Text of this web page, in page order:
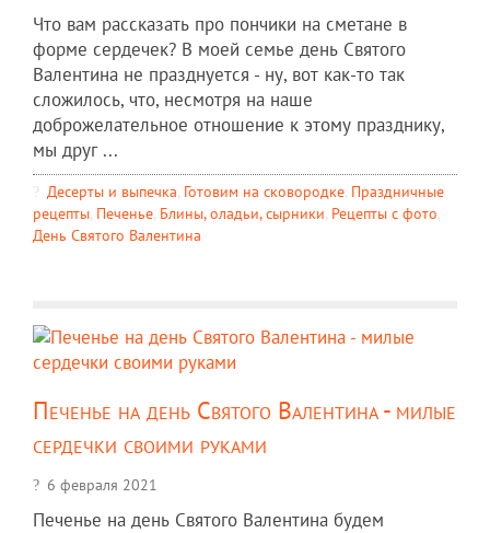
Что вам рассказать про пончики на сметане в
форме сердечек? В моей семье день Святого
Валентина не празднуется - ну, вот как-то так
сложилось, что, несмотря на наше
доброжелательное отношение к этому празднику,
мы друг ...
Десерты и выпечка, Готовим на сковородке, Праздничные
рецепты, Печенье, Блины, оладьи, сырники, Рецепты c фото,
День Святого Валентина
Печенье на день Святого Валентина - милые
сердечки своими руками
6 февраля 2021
Печенье на день Святого Валентина будем